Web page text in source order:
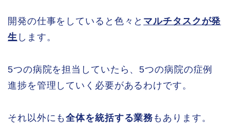
開発の仕事をしていると色々と マルチタスクが発
生 します。
5つの病院を担当していたら、5つの病院の症例
進捗を管理していく必要があるわけです。
それ以外にも全体を統括する業務 もあります。